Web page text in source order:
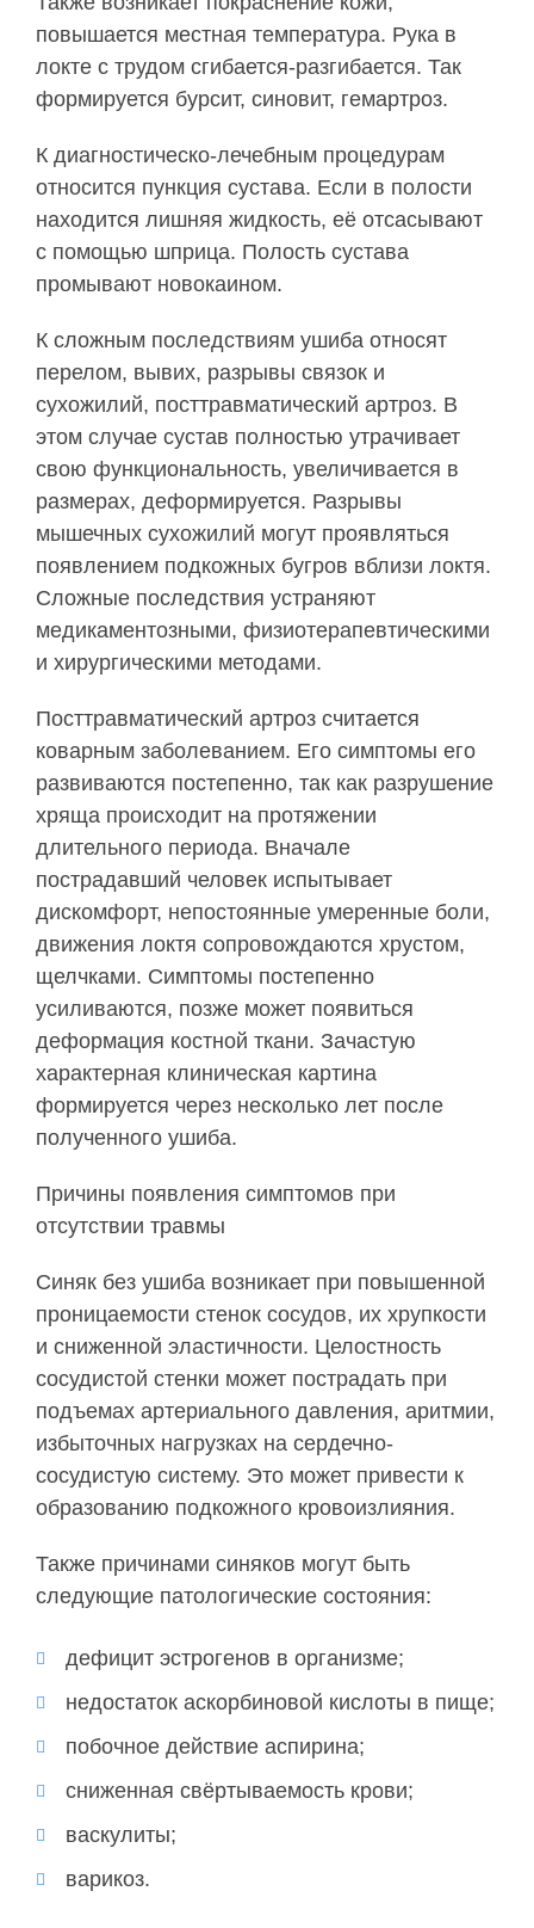
повышается местная температура. Рука в
локте с трудом сгибается-разгибается. Так
формируется бурсит, синовит, гемартроз.
К диагностическо-лечебным процедурам
относится пункция сустава. Если в полости
находится лишняя жидкость, её отсасывают
с помощью шприца. Полость сустава
промывают новокаином.
К сложным последствиям ушиба относят
перелом, вывих, разрывы связок и
сухожилий, посттравматический артроз. В
этом случае сустав полностью утрачивает
свою функциональность, увеличивается в
размерах, деформируется. Разрывы
мышечных сухожилий могут проявляться
появлением подкожных бугров вблизи локтя.
Сложные последствия устраняют
медикаментозными, физиотерапевтическими
и хирургическими методами.
Посттравматический артроз считается
коварным заболеванием. Его симптомы его
развиваются постепенно, так как разрушение
хряща происходит на протяжении
длительного периода. Вначале
пострадавший человек испытывает
дискомфорт, непостоянные умеренные боли,
движения локтя сопровождаются хрустом,
щелчками. Симптомы постепенно
усиливаются, позже может появиться
деформация костной ткани. Зачастую
характерная клиническая картина
формируется через несколько лет после
полученного ушиба.
Причины появления симптомов при
отсутствии травмы
Синяк без ушиба возникает при повышенной
проницаемости стенок сосудов, их хрупкости
и сниженной эластичности. Целостность
сосудистой стенки может пострадать при
подъемах артериального давления, аритмии,
избыточных нагрузках на сердечно-
сосудистую систему. Это может привести к
образованию подкожного кровоизлияния.
Также причинами синяков могут быть
следующие патологические состояния:
дефицит эстрогенов в организме;
недостаток аскорбиновой кислоты в пище;
побочное действие аспирина;
сниженная свёртываемость крови;
васкулиты;
варикоз.